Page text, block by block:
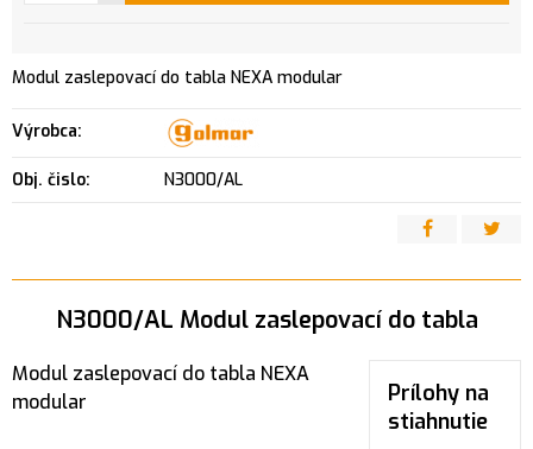
Modul zaslepovací do tabla NEXA modular
Výrobca:
Obj. čislo: N3000/AL
N3000/AL Modul zaslepovací do tabla
Prílohy na
stiahnutie
Modul zaslepovací do tabla NEXA
modular